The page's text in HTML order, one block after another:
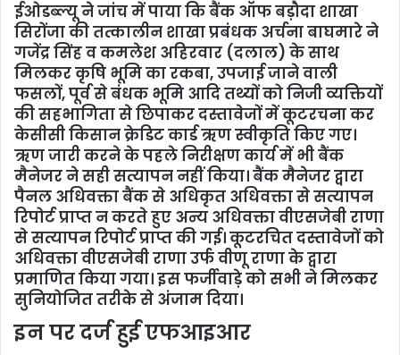
ईओडब्ल्यू ने जांच में पाया कि बैंक ऑफ बड़ौदा शाखा
सिरोंजा की तत्कालीन शाखा प्रबंधक अर्चना बाघमारे ने
गजेंद्र सिंह व कमलेश अहिरवार (दलाल) के साथ
मिलकर कृषि भूमि का रकबा, उपजाई जाने वाली
फसलों, पूर्व से बंधक भूमि आदि तथ्यों को निजी व्यक्तियों
की सहभागिता से छिपाकर दस्तावेजों में कूटरचना कर
केसीसी किसान क्रेडिट कार्ड ऋण स्वीकृति किए गए।
ऋण जारी करने के पहले निरीक्षण कार्य में भी बैंक
मैनेजर ने सही सत्यापन नहीं किया। बैंक मैनेजर द्वारा
पैनल अधिवक्ता बैंक से अधिकृत अधिवक्ता से सत्यापन
रिपोर्ट प्राप्त न करते हुए अन्य अधिवक्ता वीएसजेबी राणा
से सत्यापन रिपोर्ट प्राप्त की गई। कूटरचित दस्तावेजों को
अधिवक्ता वीएसजेबी राणा उर्फ वीणू राणा के द्वारा
प्रमाणित किया गया। इस फर्जीवाड़े को सभी ने मिलकर
सुनियोजित तरीके से अंजाम दिया।
इन पर दर्ज हुई एफआइआर